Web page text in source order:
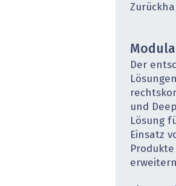
Der
und
Lösung
Einsatz